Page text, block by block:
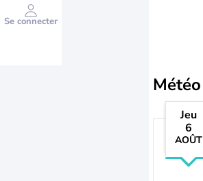
Se connecter
Météo
Jeu
6
AOÛT